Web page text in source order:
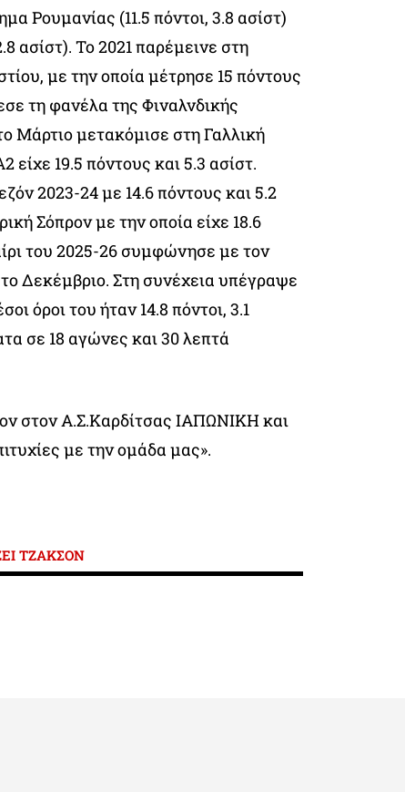
Ρουμανίας (11.5 πόντοι, 3.8 ασίστ)
ασίστ). Το 2021 παρέμεινε στη
με την οποία μέτρησε 15 πόντους
τη φανέλα της Φιναλνδικής
Μάρτιο μετακόμισε στη Γαλλική
19.5 πόντους και 5.3 ασίστ.
2023-24 με 14.6 πόντους και 5.2
Σόπρον με την οποία είχε 18.6
του 2025-26 συμφώνησε με τον
Δεκέμβριο. Στη συνέχεια υπέγραψε
όροι του ήταν 14.8 πόντοι, 3.1
σε 18 αγώνες και 30 λεπτά
στον Α.Σ.Καρδίτσας ΙΑΠΩΝΙΚΗ και
με την ομάδα μας».
ΤΖΑΚΣΟΝ